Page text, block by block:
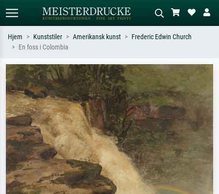
Søk etter kunstner, tittel eller stil – for
eksempel Monet, Stjernenatt,
impresjonisme, Hokusai-bølgen, akt.
Beskriv scenen – for eksempel grønn
eng, abstrakt med mye rødt, mørkt
oljemaleri, stående akt ved et tre.
Hjem Kunststiler Amerikansk kunst
Frederic Edwin Church
En foss i Colombia